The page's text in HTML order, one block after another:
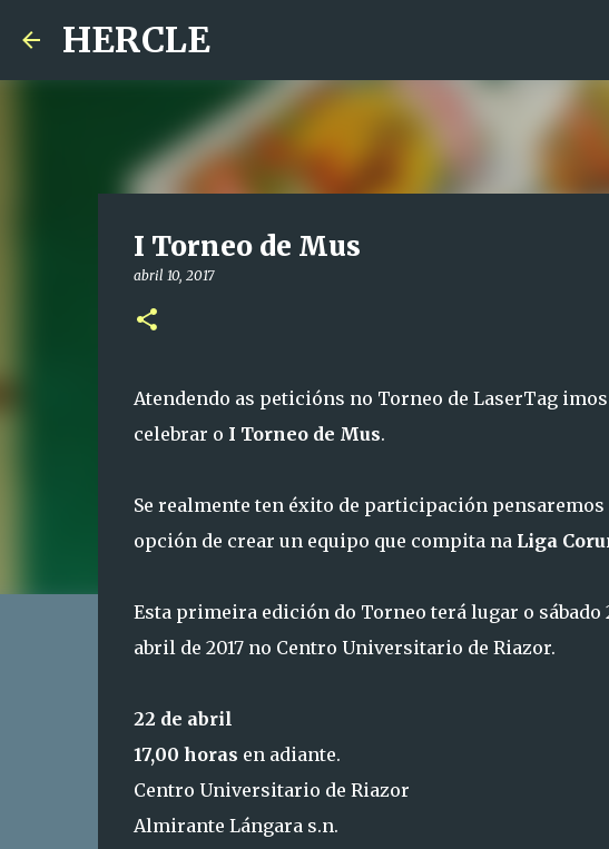
HERCLE
I Torneo de Mus
abril 10, 2017
Atendendo as peticións no Torneo de LaserTag imos
celebrar o I Torneo de Mus.
Se realmente ten éxito de participación pensaremos
opción de crear un equipo que compita na Liga
Esta primeira edición do Torneo terá lugar o sábado
abril de 2017 no Centro Universitario de Riazor.
22 de abril
17,00 horas en adiante.
Centro Universitario de Riazor
Almirante Lángara s.n.